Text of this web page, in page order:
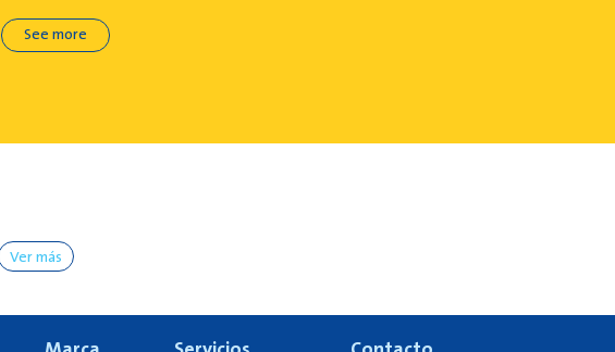
See more
Ver más